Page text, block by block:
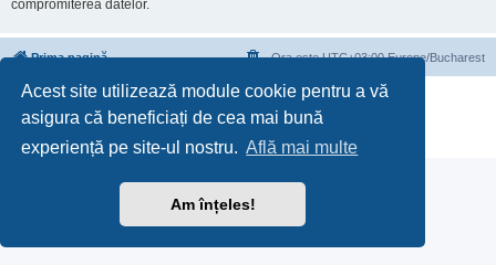
Acest site utilizează module cookie pentru a vă
asigura că beneficiați de cea mai bună
experiență pe site-ul nostru. Află mai multe
Am înțeles!
compromiterea datelor.
Prima pagină Ora este UTC+03:00 Europe/Bucharest
Furnizat dephpBB® Forum Software © phpBB Limited
Translation/Traducere:phpBB România